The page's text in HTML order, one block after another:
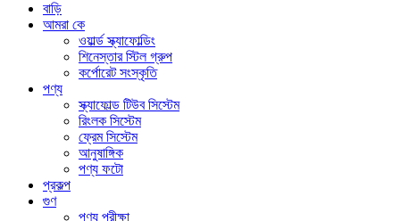
বাড়ি
আমরা কে
ওয়ার্ল্ড স্ক্যাফোল্ডিং
শিনেস্তার স্টিল গ্রুপ
কর্পোরেট সংস্কৃতি
পণ্য
স্ক্যাফোল্ড টিউব সিস্টেম
রিংলক সিস্টেম
ফ্রেম সিস্টেম
আনুষাঙ্গিক
পণ্য ফটো
প্রকল্প
গুণ
পণ্য পরীক্ষা